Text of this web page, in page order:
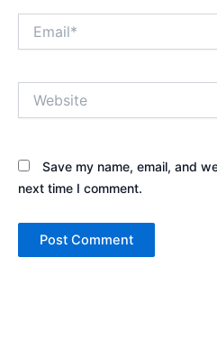
Save my name, email, and
next time I comment.